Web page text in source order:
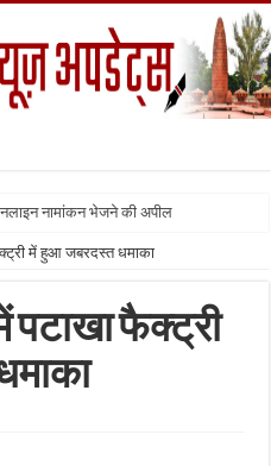
नामांकन भेजने की अपील
में हुआ जबरदस्त धमाका
पटाखा फैक्ट्री